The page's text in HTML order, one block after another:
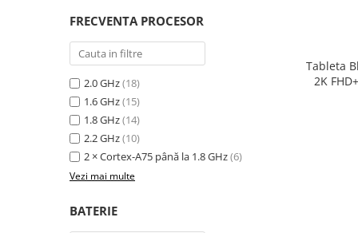
FRECVENTA PROCESOR
2.0 GHz(18)
1.6 GHz(15)
1.8 GHz(14)
2.2 GHz(10)
2 × Cortex-A75 până la 1.8 GHz(6)
Vezi mai multe
BATERIE
Tableta
2K